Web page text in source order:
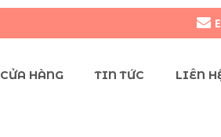
CỬA HÀNG TIN TỨC LIÊN